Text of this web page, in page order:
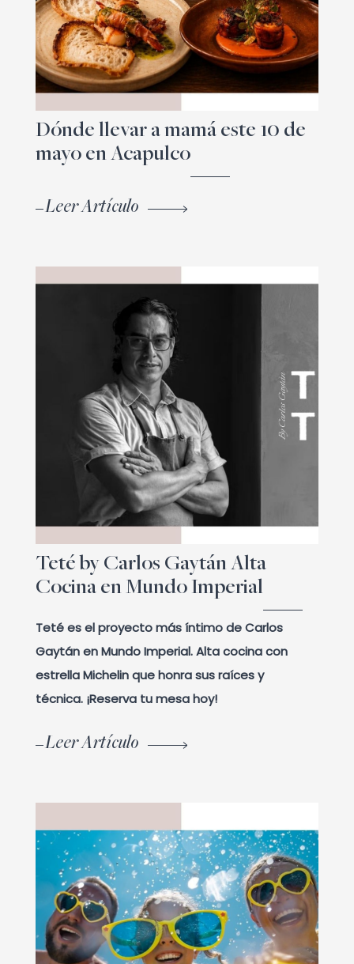
Dónde llevar a mamá este 10 de
mayo en Acapulco
Leer Artículo
Teté by Carlos Gaytán Alta
Cocina en Mundo Imperial
Teté es el proyecto más íntimo de Carlos
Gaytán en Mundo Imperial. Alta cocina con
estrella Michelin que honra sus raíces y
técnica. ¡Reserva tu mesa hoy!
Leer Artículo